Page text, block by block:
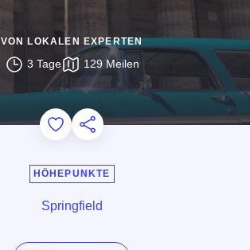
VON LOKALEN EXPERTEN
3 Tage 129 Meilen
Add to Favorites
Diese Seite teilen
HÖHEPUNKTE
Springfield